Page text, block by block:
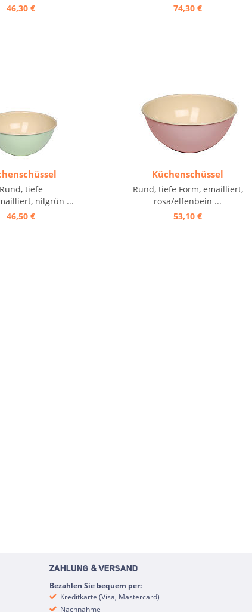
46,30 €
74,30 €
Rund, tiefe
nilgrün ...
46,50 €
Küchenschüssel
Rund, tiefe Form, emailliert,
rosa/elfenbein ...
53,10 €
ZAHLUNG & VERSAND
Bezahlen Sie bequem per:
Kreditkarte (Visa, Mastercard)
Nachnahme